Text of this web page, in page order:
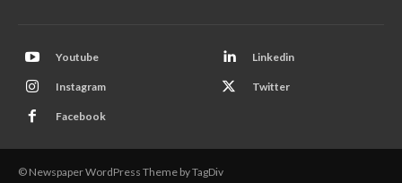
Youtube Linkedin
Instagram Twitter
Facebook
© Newspaper WordPress Theme by TagDiv